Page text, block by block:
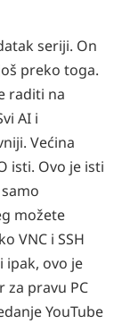
seriji. On
preko toga.
raditi na
AI i
Većina
isti. Ovo je isti
možete
VNC i SSH
ipak, ovo je
za pravu PC
YouTube